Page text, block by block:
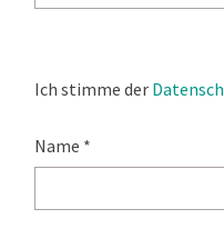
Ich stimme der
Name *